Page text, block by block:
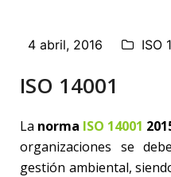
4 abril, 2016 ISO
ISO 14001
La norma ISO 14001
organizaciones se
gestión ambiental,